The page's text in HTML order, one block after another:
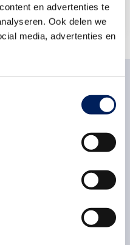
en advertenties te
Ook delen we
media, advertenties en
veiliger te
werkplek